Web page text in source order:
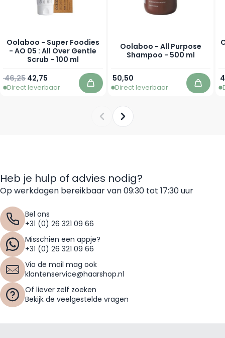
Oolaboo - Super Foodies
- AO 05 : All Over Gentle
Scrub - 100 ml
Speciale prijs
42,75
Normale prijs
46,25
Direct leverbaar In winkelwagen
Oolaboo - All Purpose
Shampoo - 500 ml
50,50
Direct leverbaar In
Heb je hulp of advies nodig?
Op werkdagen bereikbaar van 09:30 tot 17:30 uur
Bel ons
+31 (0) 26 321 09 66
Misschien een appje?
+31 (0) 26 321 09 66
Via de mail mag ook
klantenservice@haarshop.nl
Of liever zelf zoeken
Bekijk de veelgestelde vragen